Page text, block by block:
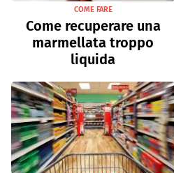
COME FARE
Come recuperare una
marmellata troppo
liquida